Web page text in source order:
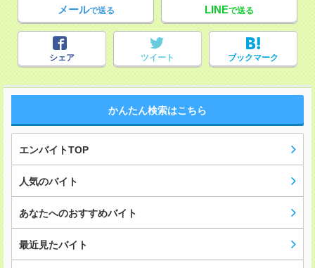
メールで送る LINEで送る
シェア ツイート ブックマーク
かんたん検索はこちら
エンバイトTOP
人気のバイト
あなたへのおすすめバイト
最近見たバイト